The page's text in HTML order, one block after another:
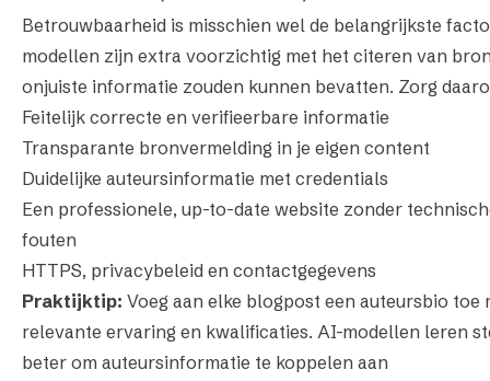
Betrouwbaarheid is misschien wel de belangrijkste
modellen zijn extra voorzichtig met het citeren van
onjuiste informatie zouden kunnen bevatten. Zorg
Feitelijk correcte en verifieerbare informatie
Transparante bronvermelding in je eigen content
Duidelijke auteursinformatie met credentials
Een professionele, up-to-date website zonder
fouten
HTTPS, privacybeleid en contactgegevens
Praktijktip: Voeg aan elke blogpost een auteursbio toe
relevante ervaring en kwalificaties. AI-modellen leren
beter om auteursinformatie te koppelen aan